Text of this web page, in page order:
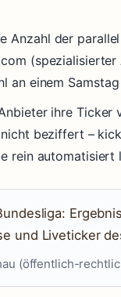
Anzahl der
(spezialisierter
an einem
ihre Ticker
beziffert –
rein automatisiert
und Liveticker
(öffentlich-